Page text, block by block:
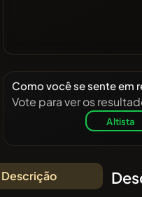
Como você se sente em
Vote para ver os
Altista
Descrição